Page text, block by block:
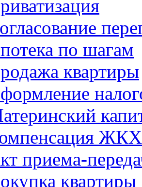
по шагам
квартиры
ЖКХ
приема-
квартиры